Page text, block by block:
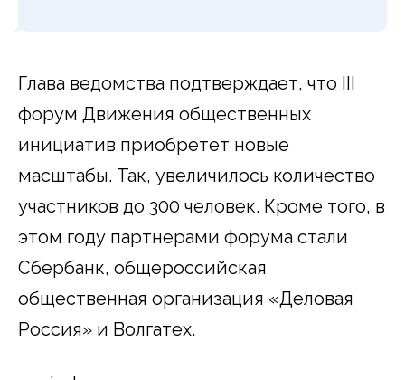
Глава ведомства подтверждает, что III
форум Движения общественных
инициатив приобретет новые
масштабы. Так, увеличилось количество
участников до 300 человек. Кроме того, в
этом году партнерами форума стали
Сбербанк, общероссийская
общественная организация «Деловая
Россия» и Волгатех.